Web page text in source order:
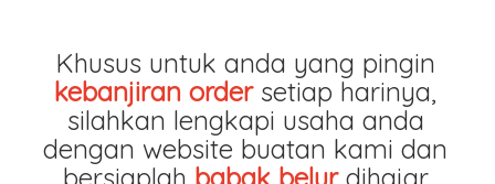
Khusus untuk anda yang pingin
kebanjiran ordersetiap harinya,
silahkan lengkapi usaha anda
dengan website buatan kami dan
bersiaplah babak belurdihajar